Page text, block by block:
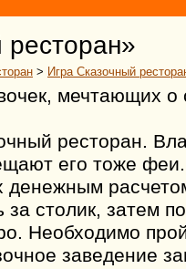
> Игра Сказочный
мечтающих о
ресторан.
его тоже
денежным
столик, затем
Необходимо
заведение